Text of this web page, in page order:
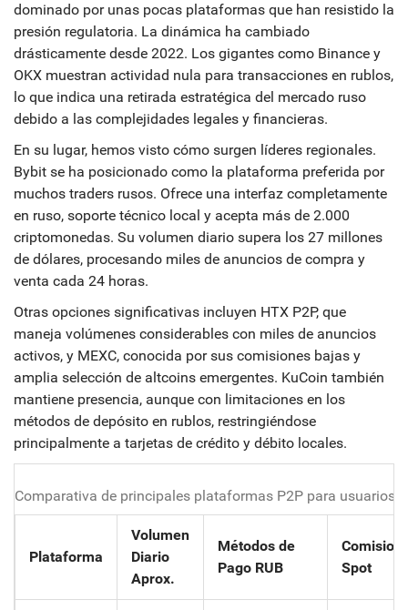
dominado por unas pocas plataformas que han resistido la
presión regulatoria. La dinámica ha cambiado
drásticamente desde 2022. Los gigantes como Binance y
OKX muestran actividad nula para transacciones en rublos,
lo que indica una retirada estratégica del mercado ruso
debido a las complejidades legales y financieras.
En su lugar, hemos visto cómo surgen líderes regionales.
Bybit se ha posicionado como la plataforma preferida por
muchos traders rusos. Ofrece una interfaz completamente
en ruso, soporte técnico local y acepta más de 2.000
criptomonedas. Su volumen diario supera los 27 millones
de dólares, procesando miles de anuncios de compra y
venta cada 24 horas.
Otras opciones significativas incluyen HTX P2P, que
maneja volúmenes considerables con miles de anuncios
activos, y MEXC, conocida por sus comisiones bajas y
amplia selección de altcoins emergentes. KuCoin también
mantiene presencia, aunque con limitaciones en los
métodos de depósito en rublos, restringiéndose
principalmente a tarjetas de crédito y débito locales.
Comparativa de principales plataformas P2P para usuarios
Plataforma
Volumen
Diario
Aprox.
Métodos de
Pago RUB
Spot